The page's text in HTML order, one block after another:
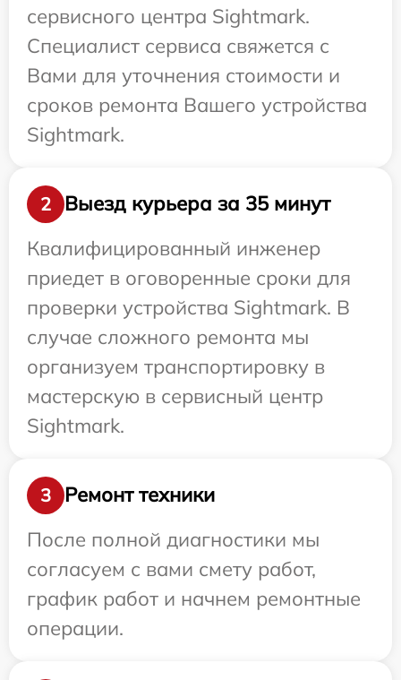
сервисного центра Sightmark.
Специалист сервиса свяжется с
Вами для уточнения стоимости и
сроков ремонта Вашего устройства
Sightmark.
2
Выезд курьера за 35 минут
Квалифицированный инженер
приедет в оговоренные сроки для
проверки устройства Sightmark. В
случае сложного ремонта мы
организуем транспортировку в
мастерскую в сервисный центр
Sightmark.
3
Ремонт техники
После полной диагностики мы
согласуем с вами смету работ,
график работ и начнем ремонтные
операции.